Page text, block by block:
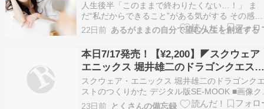
人生後半「このままで終わりたくない…！」 ま
だ“私だからできること”がある気がする その感覚
は魂からのサイン 足りない何かを埋めようとし
も答えを探しに行っても どこか満たされなかっ
のは “魂が望む生き方”をまだ生きれてないから
う無理に頑張らなくていい“あなただけの答え”…
22日前 あるがままの自分で望む人生を創造する
本日7/17発売！【¥2,200】◤スクウェア
エニックス 堀井雄二のドラゴンクエス
のつくりかた デジタル版SE-MOOK
スクウェア・エニックス 堀井雄二のドラゴンク
ストのつくりかた デジタル版SE-MOOK ■画像ク
ックでAmazon商品ページへ ◤22㌽(1%)◢
23日前 とくさんの備忘録